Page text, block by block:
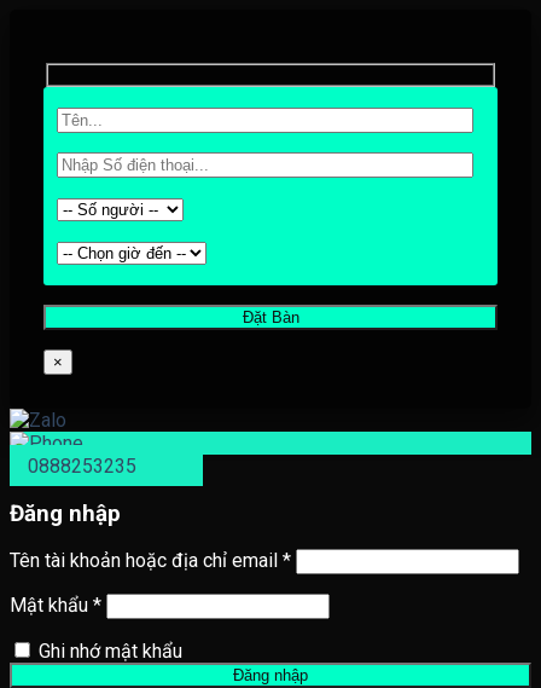
×
0888253235
Đăng nhập
Tên tài khoản hoặc địa chỉ email *
Mật khẩu *
Ghi nhớ mật khẩu
Đăng nhập